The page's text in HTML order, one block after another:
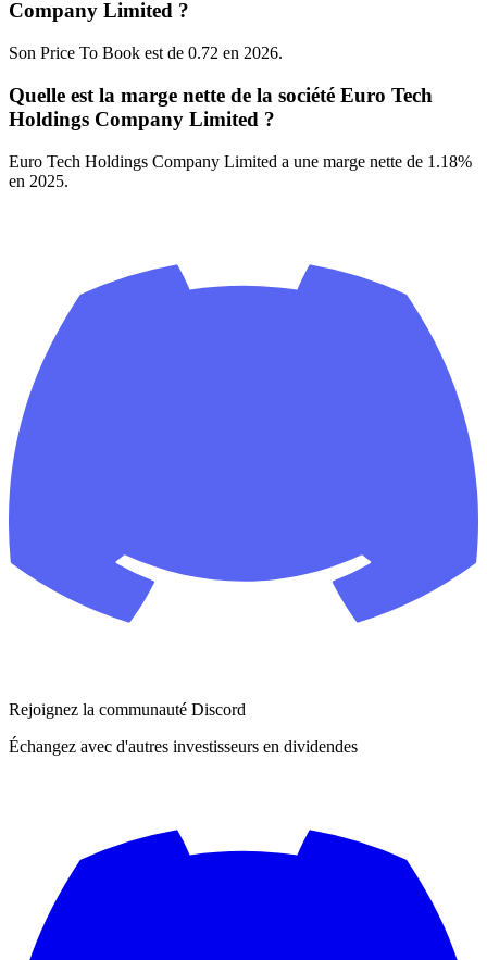
Company Limited ?
Son Price To Book est de 0.72 en 2026.
Quelle est la marge nette de la société Euro Tech
Holdings Company Limited ?
Euro Tech Holdings Company Limited a une marge nette de 1.18%
en 2025.
Rejoignez la communauté Discord
Échangez avec d'autres investisseurs en dividendes